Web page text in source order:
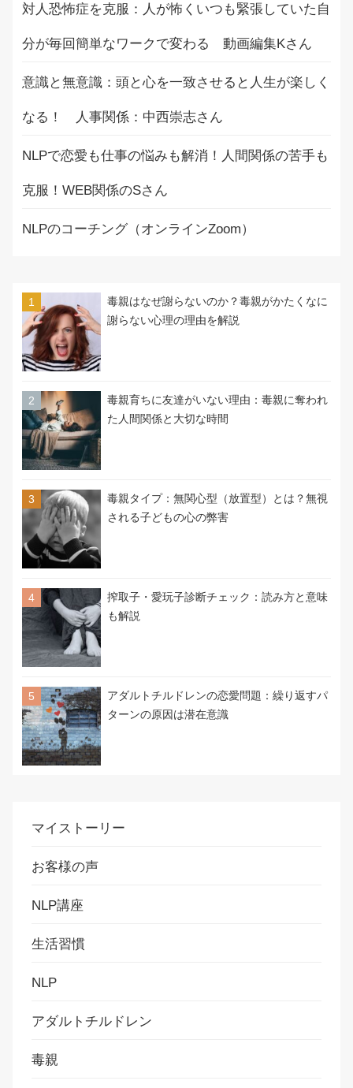
対人恐怖症を克服：人が怖くいつも緊張していた自
分が毎回簡単なワークで変わる 動画編集Kさん
意識と無意識：頭と心を一致させると人生が楽しく
なる！ 人事関係：中西崇志さん
NLPで恋愛も仕事の悩みも解消！人間関係の苦手も
克服！WEB関係のSさん
NLPのコーチング（オンラインZoom）
毒親はなぜ謝らないのか？毒親がかたくなに
謝らない心理の理由を解説
毒親育ちに友達がいない理由：毒親に奪われ
た人間関係と大切な時間
毒親タイプ：無関心型（放置型）とは？無視
される子どもの心の弊害
搾取子・愛玩子診断チェック：読み方と意味
も解説
アダルトチルドレンの恋愛問題：繰り返すパ
ターンの原因は潜在意識
マイストーリー
お客様の声
NLP講座
生活習慣
NLP
アダルトチルドレン
毒親